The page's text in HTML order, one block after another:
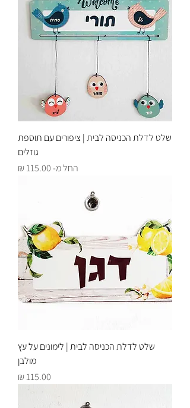
שלט לדלת הכניסה לבית | ציפורים עם תוספת
גוזלים
החל מ-
מחיר מבצע
שלט לדלת הכניסה לבית | לימונים על עץ
מולבן
מחיר